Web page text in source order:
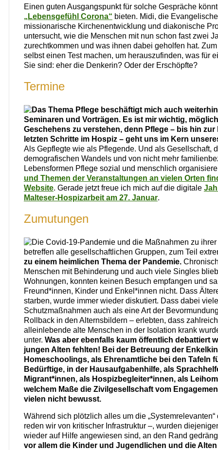
Einen guten Ausgangspunkt für solche Gespräche
„Lebensgefühl Corona“ bieten. Midi, die
missionarische Kirchenentwicklung und diakonische
untersucht, wie die Menschen mit nun schon fast zwei
zurechtkommen und was ihnen dabei geholfen hat.
selbst einen Test machen, um herauszufinden, was für
Sie sind: eher die Denkerin? Oder der Erschöpfte?
Termine
Das Thema Pflege beschäftigt mich auch
Seminaren und Vorträgen. Es ist mir wichtig,
Geschehens zu verstehen, denn Pflege – bis hin
letzten Schritte im Hospiz – geht uns im Kern
Als Gepflegte wie als Pflegende. Und als Gesellschaft,
demografischen Wandels und von nicht mehr
Lebensformen Pflege sozial und menschlich
und Themen der Veranstaltungen an vielen Orten
Website. Gerade jetzt freue ich mich auf die digitale
Malteser-Hospizarbeit am 27. Januar.
Zumutungen
Die Covid-19-Pandemie und die Maßnahmen zu
betreffen alle gesellschaftlichen Gruppen, zum Teil
zu einem heimlichen Thema der Pandemie.
Menschen mit Behinderung und auch viele Singles
Wohnungen, konnten keinen Besuch empfangen und
Freund*innen, Kinder und Enkel*innen nicht. Dass
starben, wurde immer wieder diskutiert. Dass dabei
Schutzmaßnahmen auch als eine Art der
Rollback in den Alternsbildern – erlebten, dass
alleinlebende alte Menschen in der Isolation krank
unter. Was aber ebenfalls kaum öffentlich debattiert
jungen Alten fehlten! Bei der Betreuung der
Homeschoolings, als Ehrenamtliche bei den Tafeln
Bedürftige, in der Hausaufgabenhilfe, als
Migrant*innen, als Hospizbegleiter*innen, als
welchem Maße die Zivilgesellschaft vom
vielen nicht bewusst.
Während sich plötzlich alles um die
reden wir von kritischer Infrastruktur –, wurden
wieder auf Hilfe angewiesen sind, an den Rand
vor allem die Kinder und Jugendlichen und die